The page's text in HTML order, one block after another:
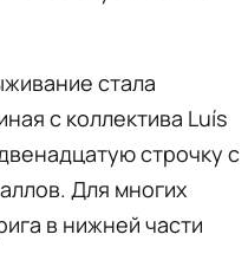
стала
с коллектива Luís
строчку с
Для многих
в нижней части